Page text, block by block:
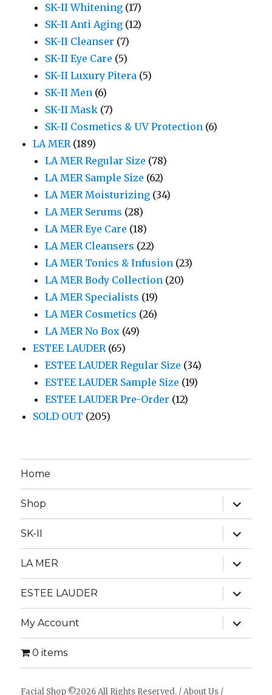
SK-II Whitening (17)
SK-II Anti Aging (12)
SK-II Cleanser (7)
SK-II Eye Care (5)
SK-II Luxury Pitera (5)
SK-II Men (6)
SK-II Mask (7)
SK-II Cosmetics & UV Protection (6)
LA MER (189)
LA MER Regular Size (78)
LA MER Sample Size (62)
LA MER Moisturizing (34)
LA MER Serums (28)
LA MER Eye Care (18)
LA MER Cleansers (22)
LA MER Tonics & Infusion (23)
LA MER Body Collection (20)
LA MER Specialists (19)
LA MER Cosmetics (26)
LA MER No Box (49)
ESTEE LAUDER (65)
ESTEE LAUDER Regular Size (34)
ESTEE LAUDER Sample Size (19)
ESTEE LAUDER Pre-Order (12)
SOLD OUT (205)
Home
Shop
expand
child
menu
SK-II
expand
child
menu
LA MER
expand
child
menu
ESTEE LAUDER
expand
child
menu
My Account
expand
child
menu
0 items
Facial Shop ©2026 All Rights Reserved. /About Us /